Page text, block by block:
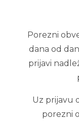
Porezni
dana od
prijavi
Uz prijavu
porezni